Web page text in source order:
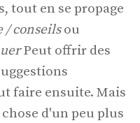
tout en se propage
/ conseilsou
Peut offrir des
faire ensuite. Mais
d'un peu plus